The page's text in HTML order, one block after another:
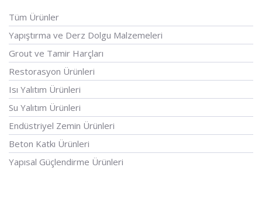
Tüm Ürünler
Yapıştırma ve Derz Dolgu Malzemeleri
Grout ve Tamir Harçları
Restorasyon Ürünleri
Isı Yalıtım Ürünleri
Su Yalıtım Ürünleri
Endüstriyel Zemin Ürünleri
Beton Katkı Ürünleri
Yapısal Güçlendirme Ürünleri